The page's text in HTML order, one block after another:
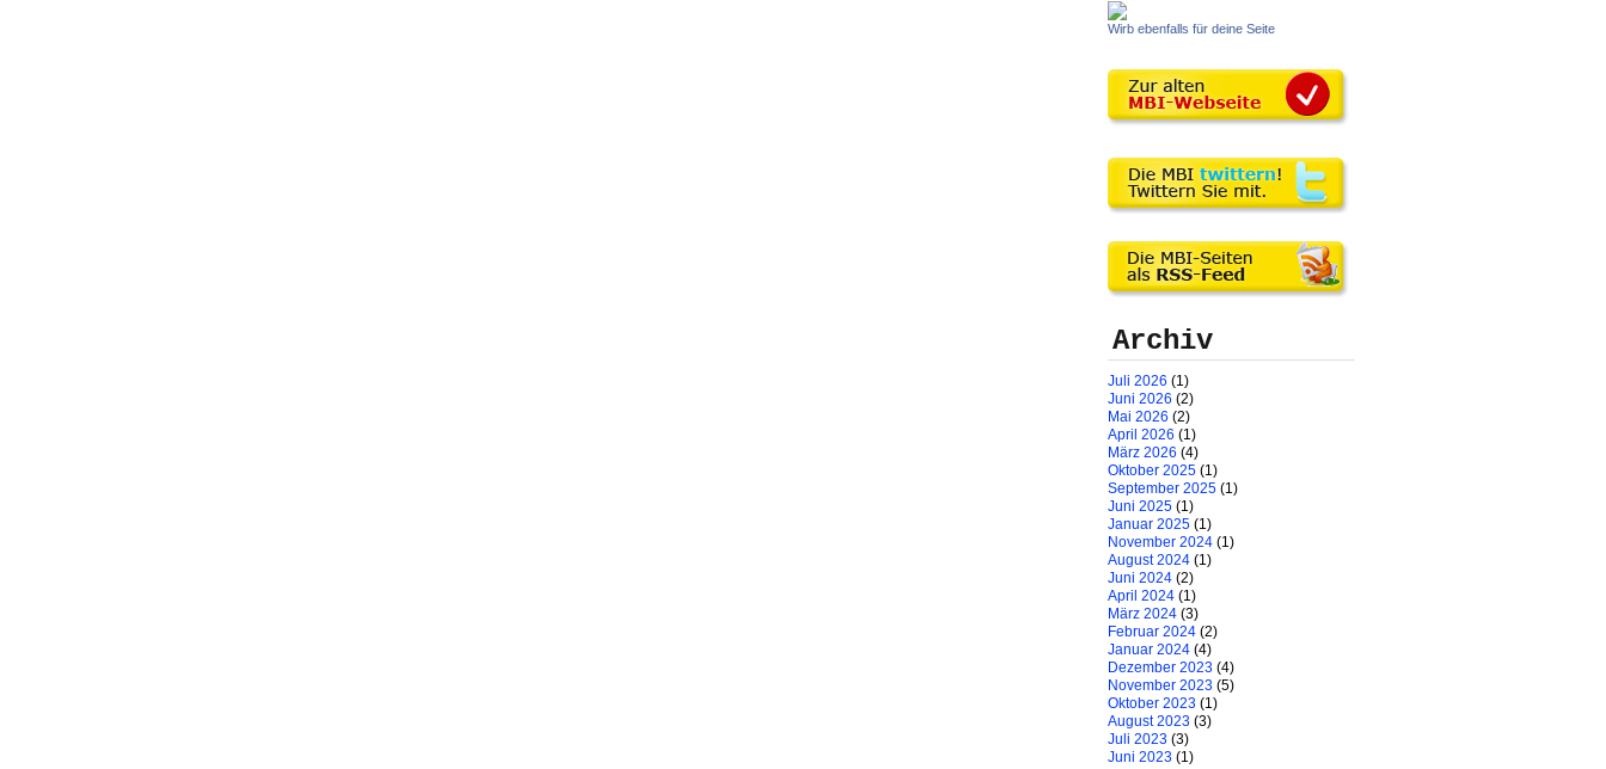
Wirb ebenfalls für deine Seite
Archiv
Juli 2026 (1)
Juni 2026 (2)
Mai 2026 (2)
April 2026 (1)
März 2026 (4)
Oktober 2025 (1)
September 2025 (1)
Juni 2025 (1)
Januar 2025 (1)
November 2024 (1)
August 2024 (1)
Juni 2024 (2)
April 2024 (1)
März 2024 (3)
Februar 2024 (2)
Januar 2024 (4)
Dezember 2023 (4)
November 2023 (5)
Oktober 2023 (1)
August 2023 (3)
Juli 2023 (3)
Juni 2023 (1)